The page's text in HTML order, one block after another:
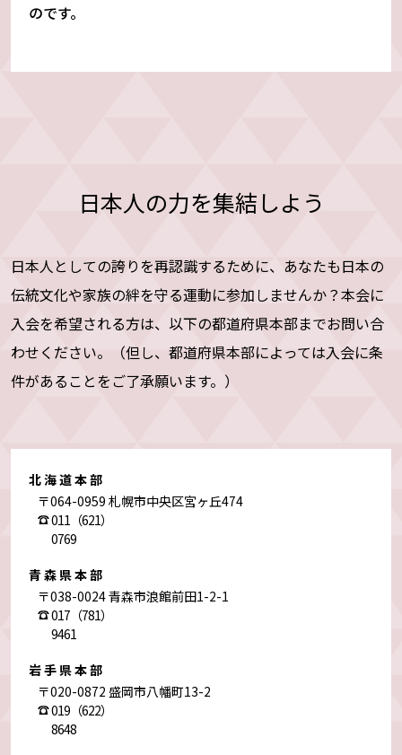
のです。
日本人の力を集結しよう
日本人としての誇りを再認識するために、あなたも日本の
伝統文化や家族の絆を守る運動に参加しませんか？本会に
入会を希望される方は、以下の都道府県本部までお問い合
わせください。（但し、都道府県本部によっては入会に条
件があることをご了承願います。）
北海道本部
〒064-0959 札幌市中央区宮ヶ丘474
011（621）
0769
青森県本部
〒038-0024 青森市浪館前田1-2-1
017（781）
9461
岩手県本部
〒020-0872 盛岡市八幡町13-2
019（622）
8648